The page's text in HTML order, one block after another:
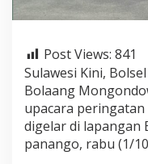
Post Views: 841
Sulawesi Kini,
Bolaang
upacara peringatan
digelar di lapangan
panango, rabu (1/